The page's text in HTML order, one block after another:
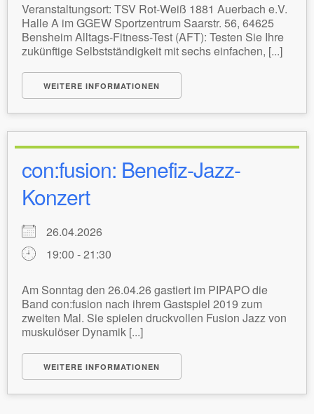
Veranstaltungsort: TSV Rot-Weiß 1881 Auerbach e.V.
Halle A im GGEW Sportzentrum Saarstr. 56, 64625
Bensheim Alltags-Fitness-Test (AFT): Testen Sie Ihre
zukünftige Selbstständigkeit mit sechs einfachen, [...]
WEITERE INFORMATIONEN
con:fusion: Benefiz-Jazz-
Konzert
26.04.2026
19:00 - 21:30
Am Sonntag den 26.04.26 gastiert im PIPAPO die
Band con:fusion nach ihrem Gastspiel 2019 zum
zweiten Mal. Sie spielen druckvollen Fusion Jazz von
muskulöser Dynamik [...]
WEITERE INFORMATIONEN